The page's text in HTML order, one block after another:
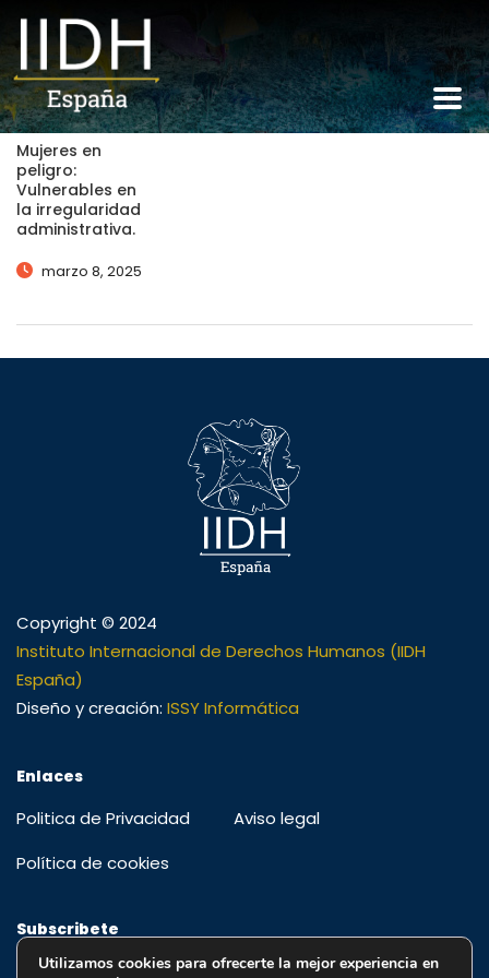
Mujeres en
peligro:
Vulnerables en
la irregularidad
administrativa.
marzo 8, 2025
Copyright © 2024
Instituto Internacional de Derechos Humanos (IIDH
España)
Diseño y creación: ISSY Informática
Enlaces
Politica de Privacidad
Aviso legal
Política de cookies
Subscribete
Regístrese para recibir alertas, ofertas especiales y
Utilizamos cookies para ofrecerte la mejor experiencia en